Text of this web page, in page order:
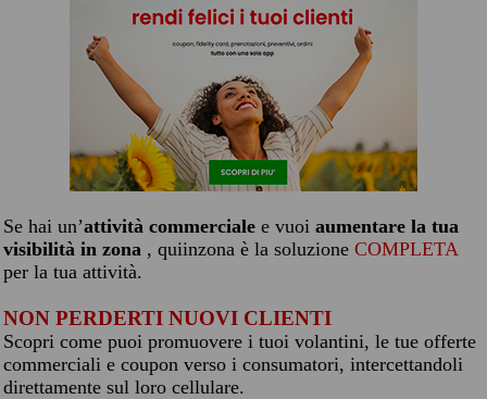
Se hai un’attività commerciale e vuoi aumentare la tua
visibilità in zona , quiinzona è la soluzione COMPLETA
per la tua attività.
NON PERDERTI NUOVI CLIENTI
Scopri come puoi promuovere i tuoi volantini, le tue offerte
commerciali e coupon verso i consumatori, intercettandoli
direttamente sul loro cellulare.